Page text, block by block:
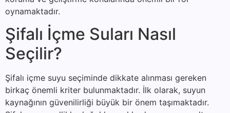
oynamaktadır.
Şifalı İçme Suları Nasıl
Seçilir?
Şifalı içme suyu seçiminde dikkate alınması gereken
birkaç önemli kriter bulunmaktadır. İlk olarak, suyun
kaynağının güvenilirliği büyük bir önem taşımaktadır.